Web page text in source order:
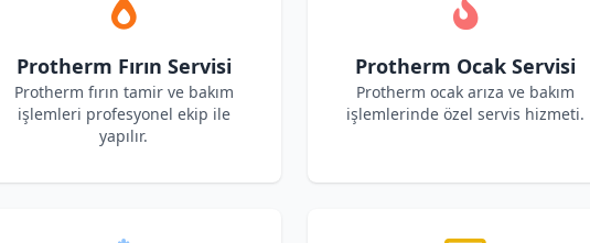
Protherm Fırın Servisi
Protherm fırın tamir ve bakım
işlemleri profesyonel ekip ile
yapılır.
Protherm Ocak Servisi
Protherm ocak arıza ve bakım
işlemlerinde özel servis hizmeti.